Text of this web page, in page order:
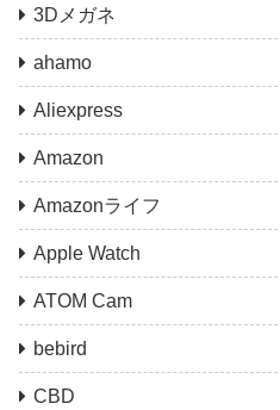
3Dメガネ
ahamo
Aliexpress
Amazon
Amazonライフ
Apple Watch
ATOM Cam
bebird
CBD